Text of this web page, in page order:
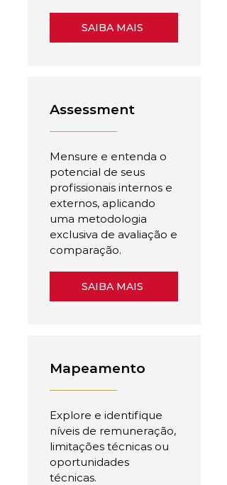
SAIBA MAIS
Assessment
Mensure e entenda o
potencial de seus
profissionais internos e
externos, aplicando
uma metodologia
exclusiva de avaliação e
comparação.
SAIBA MAIS
Mapeamento
Explore e identifique
níveis de remuneração,
limitações técnicas ou
oportunidades
técnicas.